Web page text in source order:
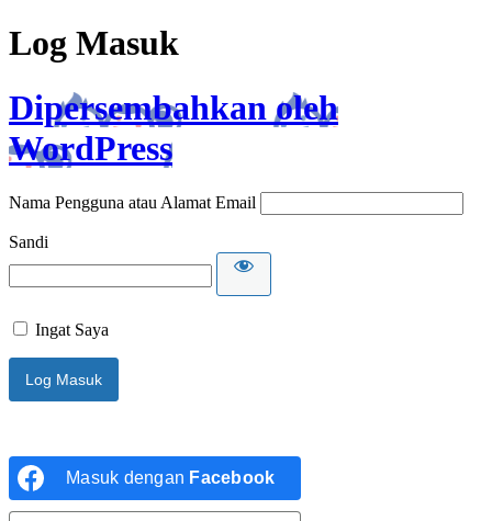
Log Masuk
Dipersembahkan oleh
WordPress
Nama Pengguna atau Alamat Email
Sandi
Ingat Saya
Masuk dengan Facebook